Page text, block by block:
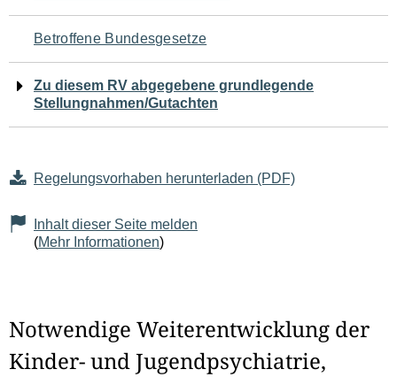
Betroffene Bundesgesetze
Zu diesem RV abgegebene grundlegende
Stellungnahmen/Gutachten
Regelungsvorhaben herunterladen (PDF)
Inhalt dieser Seite melden
(Mehr Informationen)
Notwendige Weiterentwicklung der
Kinder- und Jugendpsychiatrie,